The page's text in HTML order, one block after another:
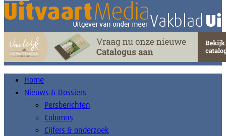
Home
Nieuws & Dossiers
Persberichten
Columns
Cijfers & onderzoek